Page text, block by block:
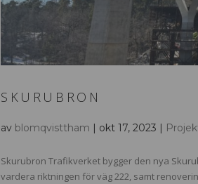
SKURUBRON
av blomqvisttham | okt 17, 2023 |
Skurubron Trafikverket bygger den nya
vardera riktningen för väg 222, samt